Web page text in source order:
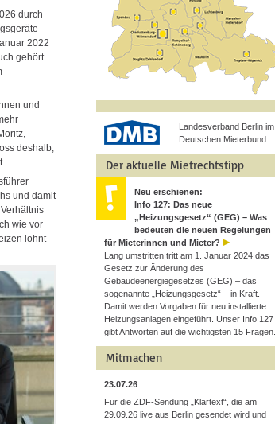
durch
2022
gehört
und
deshalb,
und damit
wie vor
lohnt
Landesverband Berlin im
Deutschen Mieterbund
Der aktuelle Mietrechtstipp
Neu erschienen:
Info 127: Das neue
„Heizungsgesetz“ (GEG) – Was
bedeuten die neuen Regelungen
für Mieterinnen und Mieter?
Lang umstritten tritt am 1. Januar 2024 das
Gesetz zur Änderung des
Gebäudeenergiegesetzes (GEG) – das
sogenannte „Heizungsgesetz“ – in Kraft.
Damit werden Vorgaben für neu installierte
Heizungsanlagen eingeführt. Unser Info 127
gibt Antworten auf die wichtigsten 15 Fragen.
Mitmachen
23.07.26
Für die ZDF-Sendung „Klartext“, die am
29.09.26 live aus Berlin gesendet wird und